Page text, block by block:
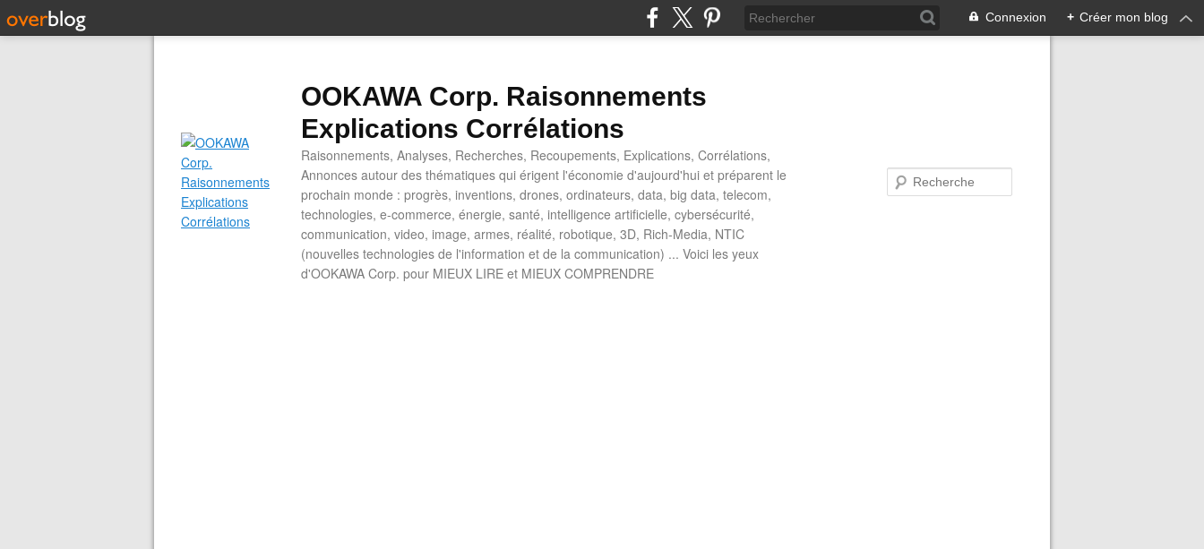
Connexion + Créer mon blog
OOKAWA Corp. Raisonnements
Explications Corrélations
Raisonnements, Analyses, Recherches, Recoupements, Explications, Corrélations,
Annonces autour des thématiques qui érigent l'économie d'aujourd'hui et préparent le
prochain monde : progrès, inventions, drones, ordinateurs, data, big data, telecom,
technologies, e-commerce, énergie, santé, intelligence artificielle, cybersécurité,
communication, video, image, armes, réalité, robotique, 3D, Rich-Media, NTIC
(nouvelles technologies de l'information et de la communication) ... Voici les yeux
d'OOKAWA Corp. pour MIEUX LIRE et MIEUX COMPRENDRE